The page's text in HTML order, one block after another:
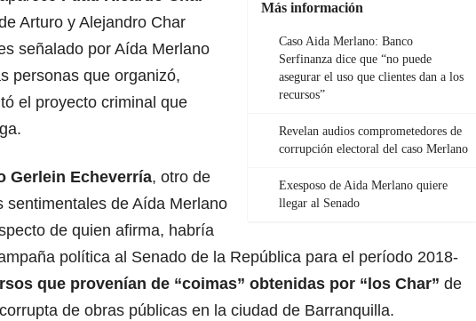
Más información
Caso Aida Merlano: Banco
Serfinanza dice que “no puede
asegurar el uso que clientes dan a los
recursos”
Revelan audios comprometedores de
corrupción electoral del caso Merlano
Exesposo de Aida Merlano quiere
llegar al Senado
Arturo y Alejandro Char
señalado por Aída Merlano
personas que organizó,
el proyecto criminal que
Gerlein Echeverría, otro de
sentimentales de Aída Merlano
de quien afirma, habría
política al Senado de la República para el período 2018-
que provenían de “coimas” obtenidas por “los Char” de
de obras públicas en la ciudad de Barranquilla.